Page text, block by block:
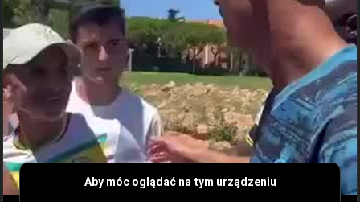
Aby móc oglądać na tym urządzeniu